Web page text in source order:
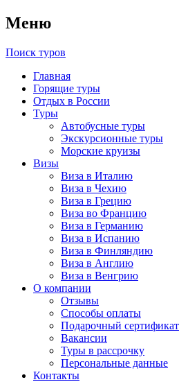
Меню
Поиск туров
Главная
Горящие туры
Отдых в России
Туры
Автобусные туры
Экскурсионные туры
Морские круизы
Визы
Виза в Италию
Виза в Чехию
Виза в Грецию
Виза во Францию
Виза в Германию
Виза в Испанию
Виза в Финляндию
Виза в Англию
Виза в Венгрию
О компании
Отзывы
Способы оплаты
Подарочный сертификат
Вакансии
Туры в рассрочку
Персональные данные
Контакты